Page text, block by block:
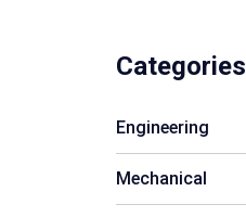
Categories
Engineering
Mechanical